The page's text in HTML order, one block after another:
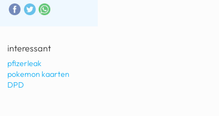
duitsland
interessant
pfizerleak
pokemon kaarten
DPD